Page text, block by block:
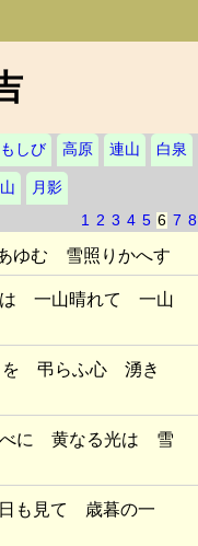
しび 高原 連山 白泉
月影
1 2 3 4 5 6 7 8
ゆむ 雪照りかへす
一山晴れて 一山
を 弔らふ心 湧き
に 黄なる光は 雪
も見て 歳暮の一